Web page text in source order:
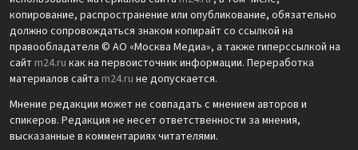
копирование, распространение или опубликование, обязательно
должно сопровождаться знаком копирайт со ссылкой на
правообладателя © АО «Москва Медиа», а также гиперссылкой на
сайт m24.ru как на первоисточник информации. Переработка
материалов сайта m24.ru не допускается.
Мнение редакции может не совпадать с мнением авторов и
спикеров. Редакция не несет ответственности за мнения,
высказанные в комментариях читателями.